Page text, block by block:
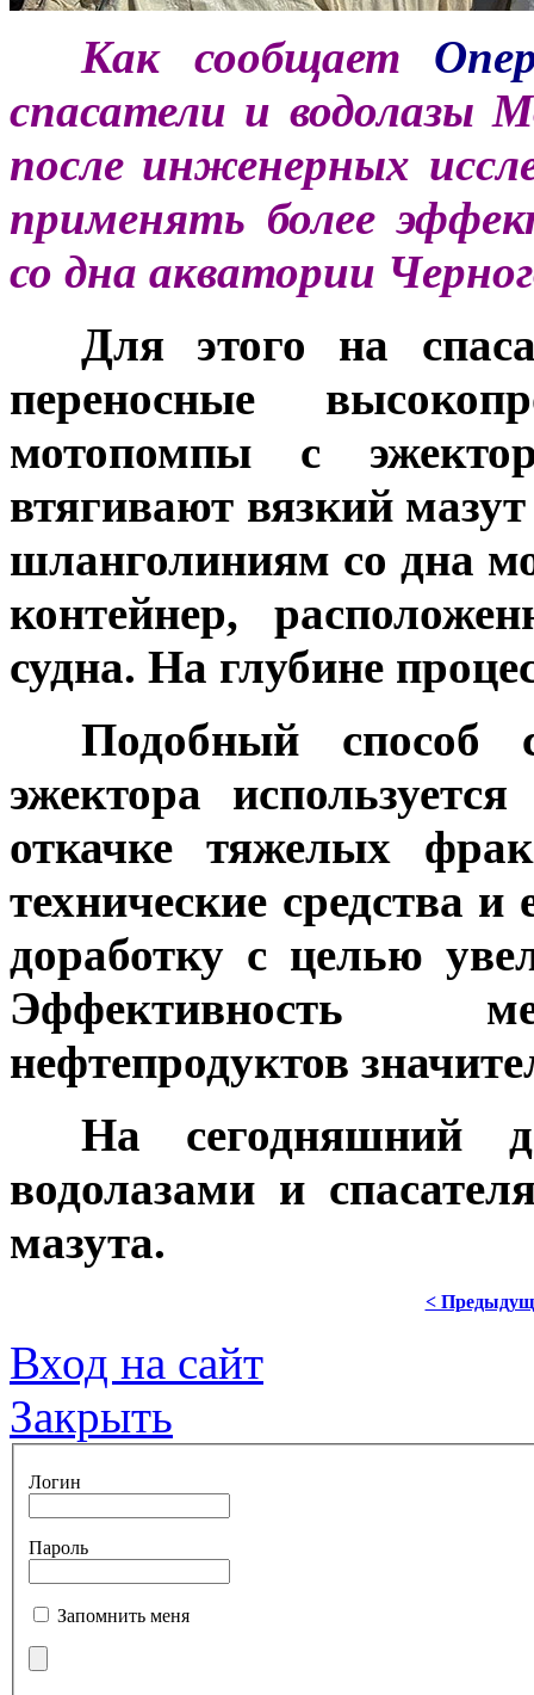
Как сообщает
спасатели и водолазы
после инженерных
применять более
со дна акватории
Для этого на
переносные
мотопомпы с
втягивают вязкий
шланголиниям со дна
контейнер,
судна. На глубине
Подобный способ
эжектора
откачке тяжелых
технические средства
доработку с целью
Эффективность
нефтепродуктов
На сегодняшний
водолазами и
мазута.
<
Вход на сайт
Закрыть
Логин
Пароль
Запомнить меня